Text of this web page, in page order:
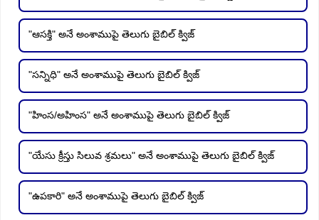
"ఆసక్తి" అనే అంశాముపై తెలుగు బైబిల్ క్విజ్
"సన్నిధి" అనే అంశాముపై తెలుగు బైబిల్ క్విజ్
"హింస/అహింస" అనే అంశాముపై తెలుగు బైబిల్ క్విజ్
"యేసు క్రీస్తు సిలువ శ్రమలు" అనే అంశాముపై తెలుగు బైబిల్ క్విజ్
"ఉపకారి" అనే అంశాముపై తెలుగు బైబిల్ క్విజ్